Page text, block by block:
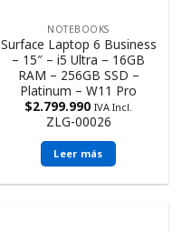
NOTEBOOKS
Surface Laptop 6 Business
– 15″ – i5 Ultra – 16GB
RAM – 256GB SSD –
Platinum – W11 Pro
$2.799.990 IVA Incl.
ZLG-00026
Leer más